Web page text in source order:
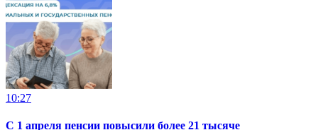
10:27
С 1 апреля пенсии повысили более 21 тысяче